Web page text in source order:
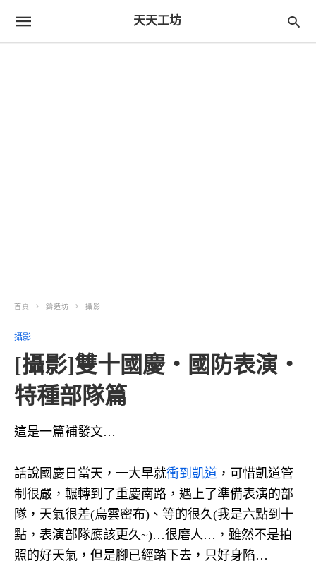
天天工坊
首頁 鑄造坊 攝影
攝影
[攝影]雙十國慶‧國防表演‧
特種部隊篇
這是一篇補發文…
話說國慶日當天，一大早就衝到凱道 ，可惜凱道管
制很嚴，輾轉到了重慶南路，遇上了準備表演的部
隊，天氣很差(烏雲密布)、等的很久(我是六點到十
點，表演部隊應該更久~)…很磨人…，雖然不是拍
照的好天氣，但是腳已經踏下去，只好身陷…